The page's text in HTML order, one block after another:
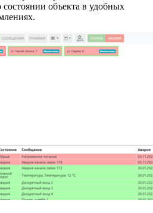
объекта в удобных